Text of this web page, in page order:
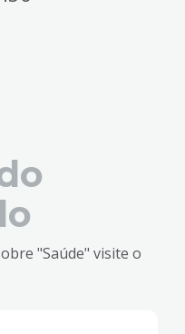
"Saúde" visite o